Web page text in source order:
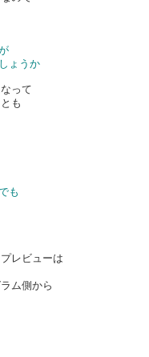
ょうか
って
も
でも
レビューは
ム側から